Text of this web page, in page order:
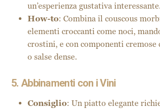
un’esperienza gustativa interessante.
How-to: Combina il couscous
elementi croccanti come noci,
crostini, e con componenti cremose
o salse dense.
5. Abbinamenti con i Vini
Consiglio: Un piatto elegante